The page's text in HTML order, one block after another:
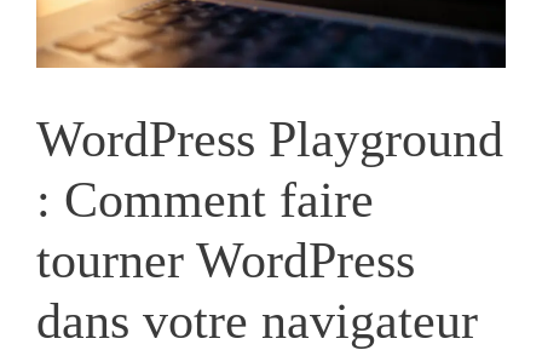
WordPress Playground
: Comment faire
tourner WordPress
dans votre navigateur